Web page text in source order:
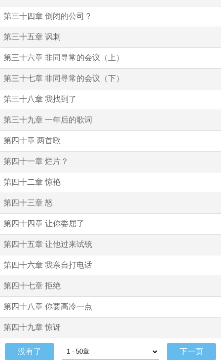
第三十四章 倒闭的公司？
第三十五章 讽刺
第三十六章 非同寻常的会议（上）
第三十七章 非同寻常的会议（下）
第三十八章 我找到了
第三十九章 一年后的歌词
第四十章 两首歌
第四十一章 烂片？
第四十二章 惊艳
第四十三章 怒
第四十四章 让你委屈了
第四十五章 让他过来试镜
第四十六章 我亲自打电话
第四十七章 拒绝
第四十八章 你要高冷一点
第四十九章 惊讶
没有了 下一页